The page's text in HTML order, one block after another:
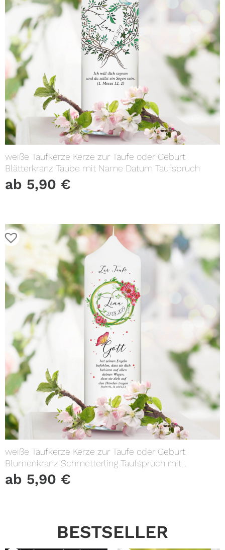
weiße Taufkerze Kerze zur Taufe oder Geburt
Blätterkranz Taube mit Name Datum Taufspruch
ab 5,90 €
weiße Taufkerze Kerze zur Taufe oder Geburt
Blumenkranz Schmetterling Taufspruch mit
Wunschname & Datum
ab 5,90 €
BESTSELLER